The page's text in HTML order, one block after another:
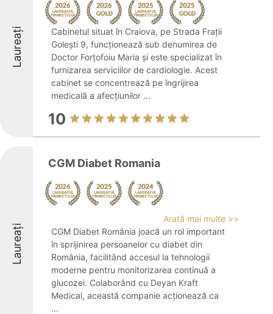
Laureați
Cabinetul situat în Craiova, pe Strada Frații
Golești 9, funcționează sub denumirea de
Doctor Forțofoiu Maria și este specializat în
furnizarea serviciilor de cardiologie. Acest
cabinet se concentrează pe îngrijirea
medicală a afecțiunilor ...
10
Laureați
CGM Diabet Romania
Arată mai multe >>
CGM Diabet România joacă un rol important
în sprijinirea persoanelor cu diabet din
România, facilitând accesul la tehnologii
moderne pentru monitorizarea continuă a
glucozei. Colaborând cu Deyan Kraft
Medical, această companie acționează ca
...